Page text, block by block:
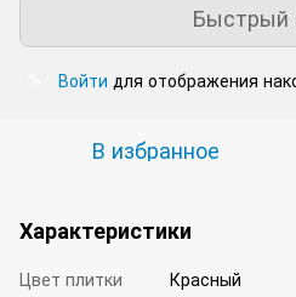
Быстрый
Войти для отображения
В избранное
Характеристики
Цвет плитки
Красный